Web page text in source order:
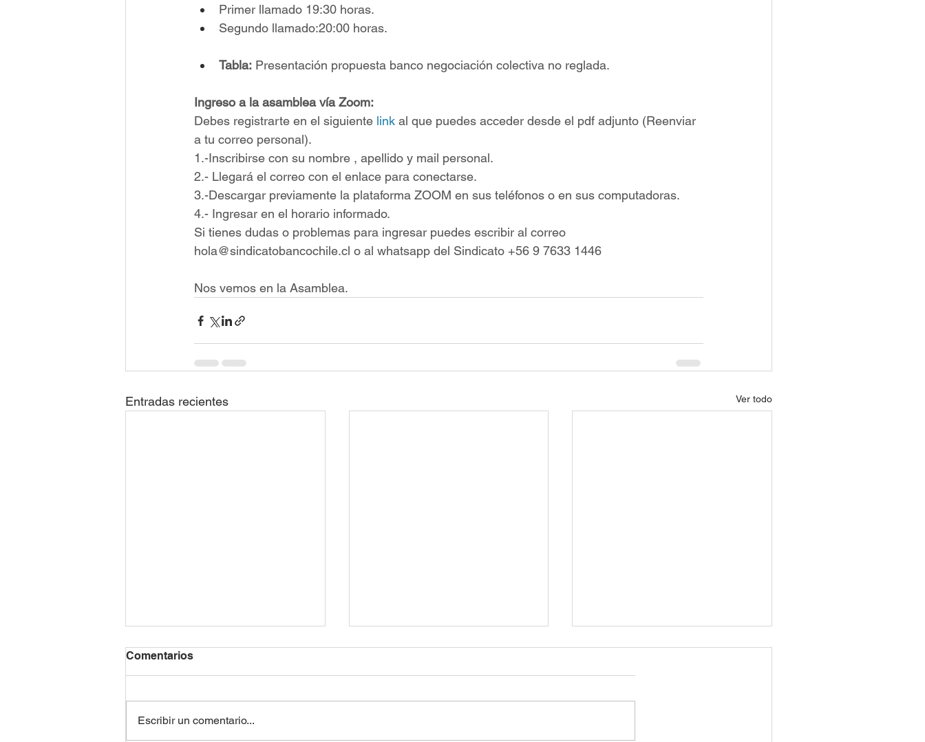
Primer llamado 19:30 horas.
Segundo llamado:20:00 horas.
Tabla: Presentación propuesta banco negociación colectiva no reglada.
Ingreso a la asamblea vía Zoom:
Debes registrarte en el siguiente link al que puedes acceder desde el pdf adjunto (Reenviar
a tu correo personal).
1.-Inscribirse con su nombre , apellido y mail personal.
2.- Llegará el correo con el enlace para conectarse.
3.-Descargar previamente la plataforma ZOOM en sus teléfonos o en sus computadoras.
4.- Ingresar en el horario informado.
Si tienes dudas o problemas para ingresar puedes escribir al correo
hola@sindicatobancochile.cl o al whatsapp del Sindicato +56 9 7633 1446
Nos vemos en la Asamblea.
Entradas recientes Ver todo
Comentarios
Escribir un comentario...